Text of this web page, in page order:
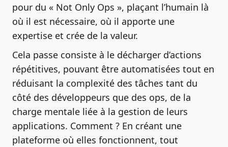
pour du « Not Only Ops », plaçant l’humain là
où il est nécessaire, où il apporte une
expertise et crée de la valeur.
Cela passe consiste à le décharger d’actions
répétitives, pouvant être automatisées tout en
réduisant la complexité des tâches tant du
côté des développeurs que des ops, de la
charge mentale liée à la gestion de leurs
applications. Comment ? En créant une
plateforme où elles fonctionnent, tout